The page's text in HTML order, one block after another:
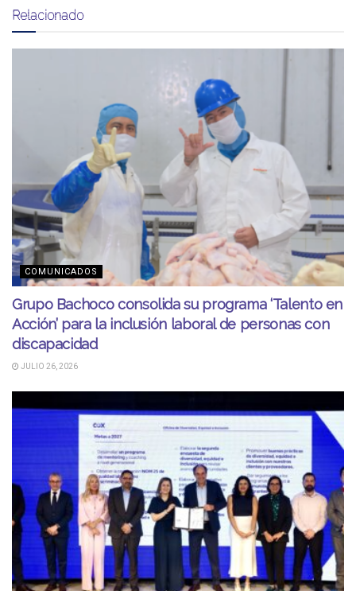
Relacionado
COMUNICADOS
Grupo Bachoco consolida su programa ‘Talento en
Acción’ para la inclusión laboral de personas con
discapacidad
JULIO 26, 2026